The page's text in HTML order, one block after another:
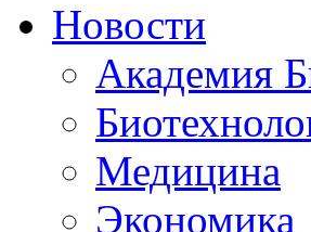
Новости
Академия
Медицина
Экономика